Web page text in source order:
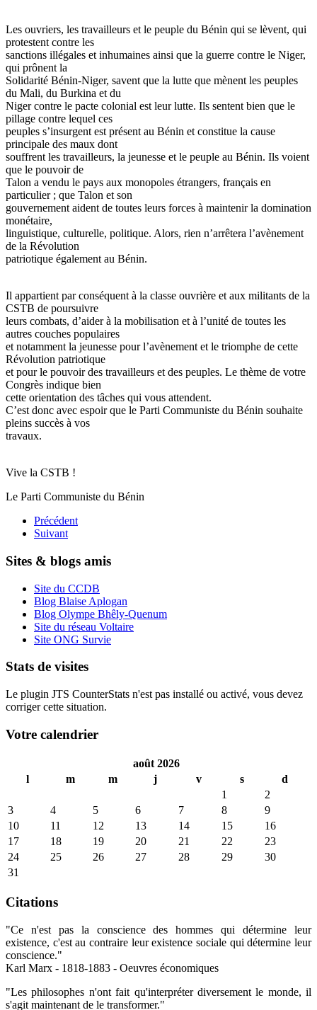
Les ouvriers, les travailleurs et le peuple du Bénin qui se lèvent, qui
protestent contre les
sanctions illégales et inhumaines ainsi que la guerre contre le Niger,
qui prônent la
Solidarité Bénin-Niger, savent que la lutte que mènent les peuples
du Mali, du Burkina et du
Niger contre le pacte colonial est leur lutte. Ils sentent bien que le
pillage contre lequel ces
peuples s’insurgent est présent au Bénin et constitue la cause
principale des maux dont
souffrent les travailleurs, la jeunesse et le peuple au Bénin. Ils voient
que le pouvoir de
Talon a vendu le pays aux monopoles étrangers, français en
particulier ; que Talon et son
gouvernement aident de toutes leurs forces à maintenir la domination
monétaire,
linguistique, culturelle, politique. Alors, rien n’arrêtera l’avènement
de la Révolution
patriotique également au Bénin.
Il appartient par conséquent à la classe ouvrière et aux militants de la
CSTB de poursuivre
leurs combats, d’aider à la mobilisation et à l’unité de toutes les
autres couches populaires
et notamment la jeunesse pour l’avènement et le triomphe de cette
Révolution patriotique
et pour le pouvoir des travailleurs et des peuples. Le thème de votre
Congrès indique bien
cette orientation des tâches qui vous attendent.
C’est donc avec espoir que le Parti Communiste du Bénin souhaite
pleins succès à vos
travaux.
Vive la CSTB !
Le Parti Communiste du Bénin
Précédent
Suivant
Sites & blogs amis
Site du CCDB
Blog Blaise Aplogan
Blog Olympe Bhêly-Quenum
Site du réseau Voltaire
Site ONG Survie
Stats de visites
Le plugin JTS CounterStats n'est pas installé ou activé, vous devez
corriger cette situation.
Votre calendrier
août 2026
l
m m j v s
d
1
2
3
4 5 6 7 8
9
10
11 12 13 14 15
16
17
18 19 20 21 22
23
24
25 26 27 28 29
30
31
Citations
"Ce n'est pas la conscience des hommes qui détermine leur
existence, c'est au contraire leur existence sociale qui détermine leur
conscience."
Karl Marx - 1818-1883 - Oeuvres économiques
"Les philosophes n'ont fait qu'interpréter diversement le monde, il
s'agit maintenant de le transformer."